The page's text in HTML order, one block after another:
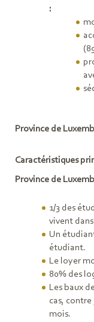
:
Province de
Caractéristiques
Province de
1/3 des
vivent
Un
étudiant.
Le loyer
80% des
Les baux
cas, contre
mois.